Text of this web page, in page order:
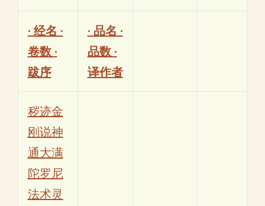
· 经名 ·
卷数 ·
跋序
· 品名 ·
品数 ·
译作者
秽迹金
刚说神
通大满
陀罗尼
法术灵